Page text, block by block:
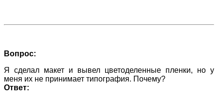
Вопрос:
Я сделал макет и вывел цветоделенные пленки, но у
меня их не принимает типография. Почему?
Ответ: